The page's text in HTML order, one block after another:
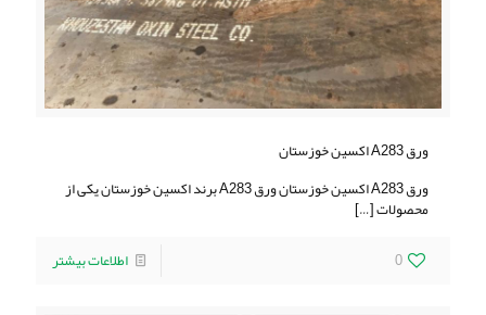
ورق A283 اکسین خوزستان
ورق A283 اکسین خوزستان ورق A283 برند اکسین خوزستان یکی از
محصولات[…]
0
اطلاعات بیشتر